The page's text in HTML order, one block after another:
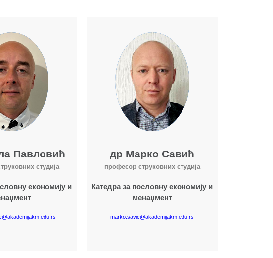
наставнику Више о наставнику
Павловић
студија
економију и
др Марко Савић
професор струковних студија
Катедра за пословну економију и
менаџмент
marko.savic@akademijakm.edu.rs